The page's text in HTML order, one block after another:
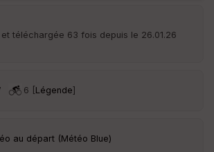
téléchargée 63 fois depuis le 26.01.26
6 [Légende]
au départ (Météo Blue)